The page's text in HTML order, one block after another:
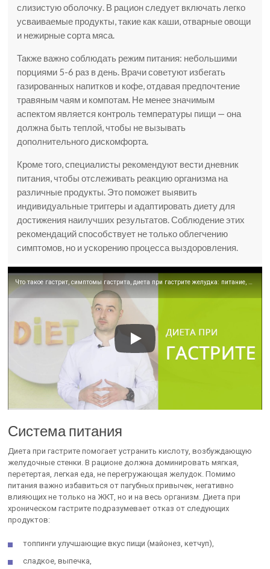
слизистую оболочку. В рацион следует включать легко
усваиваемые продукты, такие как каши, отварные овощи
и нежирные сорта мяса.
Также важно соблюдать режим питания: небольшими
порциями 5-6 раз в день. Врачи советуют избегать
газированных напитков и кофе, отдавая предпочтение
травяным чаям и компотам. Не менее значимым
аспектом является контроль температуры пищи — она
должна быть теплой, чтобы не вызывать
дополнительного дискомфорта.
Кроме того, специалисты рекомендуют вести дневник
питания, чтобы отслеживать реакцию организма на
различные продукты. Это поможет выявить
индивидуальные триггеры и адаптировать диету для
достижения наилучших результатов. Соблюдение этих
рекомендаций способствует не только облегчению
симптомов, но и ускорению процесса выздоровления.
Что такое гастрит, симптомы гастрита, диета при гастрите желудка: питание, меню, лечение
Система питания
Диета при гастрите помогает устранить кислоту, возбуждающую
желудочные стенки. В рационе должна доминировать мягкая,
перетертая, легкая еда, не перегружающая желудок. Помимо
питания важно избавиться от пагубных привычек, негативно
влияющих не только на ЖКТ, но и на весь организм. Диета при
хроническом гастрите подразумевает отказ от следующих
продуктов:
топпинги улучшающие вкус пищи (майонез, кетчуп),
сладкое, выпечка,